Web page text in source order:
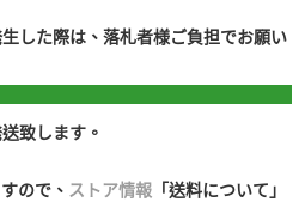
した際は、落札者様ご負担でお願い
致します。
ので、 ストア情報「送料について」